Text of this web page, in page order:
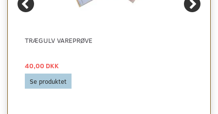
TRÆGULV VAREPRØVE
40,00 DKK
Se produktet